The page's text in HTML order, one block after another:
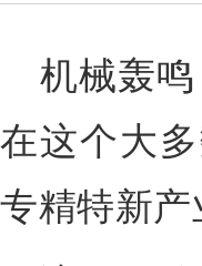
机械轰鸣
在这个大
专精特新